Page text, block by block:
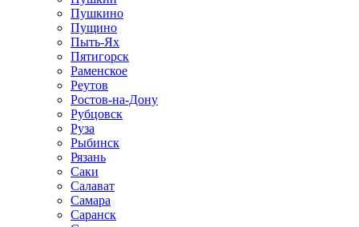
Пушкино
Пущино
Пыть-Ях
Пятигорск
Раменское
Реутов
Ростов-на-Дону
Рубцовск
Руза
Рыбинск
Рязань
Саки
Салават
Самара
Саранск